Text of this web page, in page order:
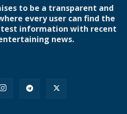
to be a transparent and
every user can find the
information with recent
news.